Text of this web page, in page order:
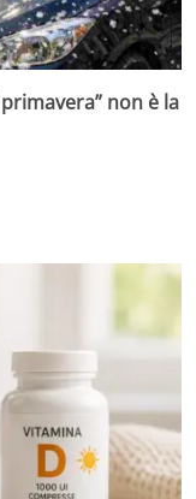
non è la